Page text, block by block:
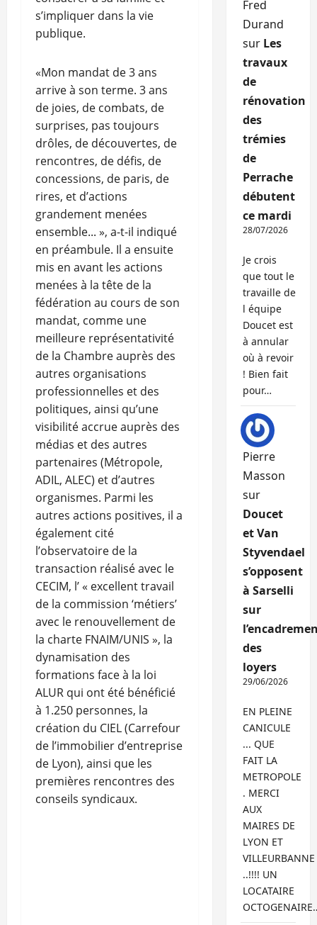
s’impliquer dans la vie
publique.
«Mon mandat de 3 ans
arrive à son terme. 3 ans
de joies, de combats, de
surprises, pas toujours
drôles, de découvertes, de
rencontres, de défis, de
concessions, de paris, de
rires, et d’actions
grandement menées
ensemble... », a-t-il indiqué
en préambule. Il a ensuite
mis en avant les actions
menées à la tête de la
fédération au cours de son
mandat, comme une
meilleure représentativité
de la Chambre auprès des
autres organisations
professionnelles et des
politiques, ainsi qu’une
visibilité accrue auprès des
médias et des autres
partenaires (Métropole,
ADIL, ALEC) et d’autres
organismes. Parmi les
autres actions positives, il a
également cité
l’observatoire de la
transaction réalisé avec le
CECIM, l’ « excellent travail
de la commission ‘métiers’
avec le renouvellement de
la charte FNAIM/UNIS », la
dynamisation des
formations face à la loi
ALUR qui ont été bénéficié
à 1.250 personnes, la
création du CIEL (Carrefour
de l’immobilier d’entreprise
de Lyon), ainsi que les
premières rencontres des
conseils syndicaux.
Fred
Durand
sur Les
travaux
de
rénovation
des
trémies
de
Perrache
débutent
ce mardi
28/07/2026
Je crois
que tout le
travaille de
l équipe
Doucet est
à annular
où à revoir
! Bien fait
pour…
Pierre
Masson
sur
Doucet
et Van
Styvendael
s’opposent
à Sarselli
sur
des
loyers
29/06/2026
EN PLEINE
CANICULE
... QUE
FAIT LA
METROPOLE
. MERCI
AUX
MAIRES DE
LYON ET
VILLEURBANNE
..!!!! UN
LOCATAIRE